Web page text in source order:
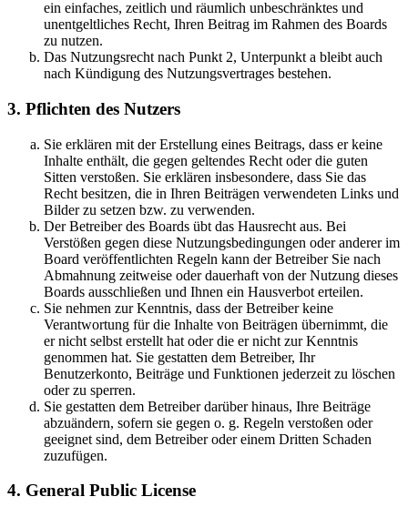
ein einfaches, zeitlich und räumlich unbeschränktes und
unentgeltliches Recht, Ihren Beitrag im Rahmen des Boards
zu nutzen.
Das Nutzungsrecht nach Punkt 2, Unterpunkt a bleibt auch
nach Kündigung des Nutzungsvertrages bestehen.
3. Pflichten des Nutzers
Sie erklären mit der Erstellung eines Beitrags, dass er keine
Inhalte enthält, die gegen geltendes Recht oder die guten
Sitten verstoßen. Sie erklären insbesondere, dass Sie das
Recht besitzen, die in Ihren Beiträgen verwendeten Links und
Bilder zu setzen bzw. zu verwenden.
Der Betreiber des Boards übt das Hausrecht aus. Bei
Verstößen gegen diese Nutzungsbedingungen oder anderer im
Board veröffentlichten Regeln kann der Betreiber Sie nach
Abmahnung zeitweise oder dauerhaft von der Nutzung dieses
Boards ausschließen und Ihnen ein Hausverbot erteilen.
Sie nehmen zur Kenntnis, dass der Betreiber keine
Verantwortung für die Inhalte von Beiträgen übernimmt, die
er nicht selbst erstellt hat oder die er nicht zur Kenntnis
genommen hat. Sie gestatten dem Betreiber, Ihr
Benutzerkonto, Beiträge und Funktionen jederzeit zu löschen
oder zu sperren.
Sie gestatten dem Betreiber darüber hinaus, Ihre Beiträge
abzuändern, sofern sie gegen o. g. Regeln verstoßen oder
geeignet sind, dem Betreiber oder einem Dritten Schaden
zuzufügen.
4. General Public License